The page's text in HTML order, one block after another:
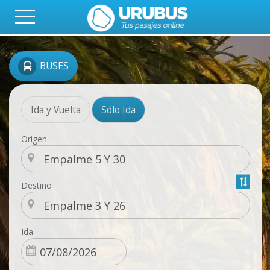
BUSES
Ida y Vuelta Sólo Ida
Origen
Destino
Ida